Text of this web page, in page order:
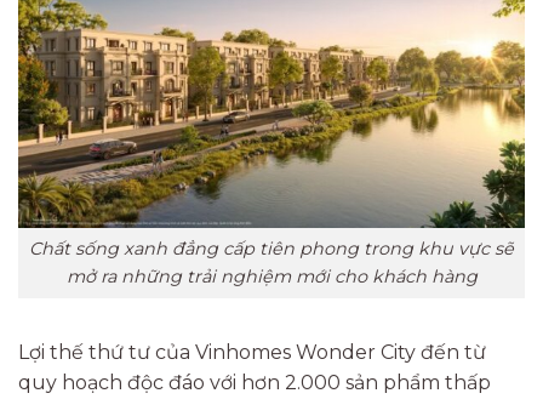
Chất sống xanh đẳng cấp tiên phong trong khu vực sẽ
mở ra những trải nghiệm mới cho khách hàng
Lợi thế thứ tư của Vinhomes Wonder City đến từ
quy hoạch độc đáo với hơn 2.000 sản phẩm thấp